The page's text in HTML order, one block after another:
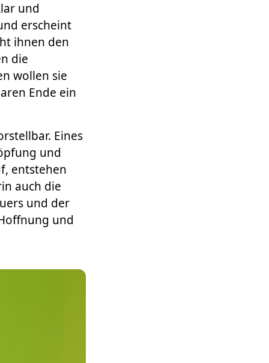
und
erscheint
ihnen den
die
wollen sie
Ende ein
Eines
und
entstehen
auch die
und der
und